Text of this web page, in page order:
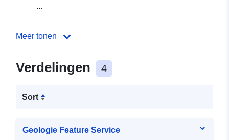
...
Meer tonen
Verdelingen 4
Sort
Geologie Feature Service